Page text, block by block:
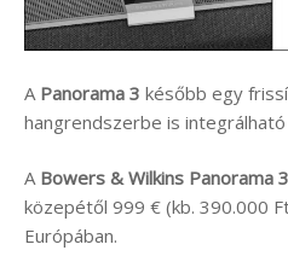
A Panorama 3 később egy
hangrendszerbe is integrálható
A Bowers & Wilkins Panorama 3
közepétől 999 € (kb. 390.000
Európában.